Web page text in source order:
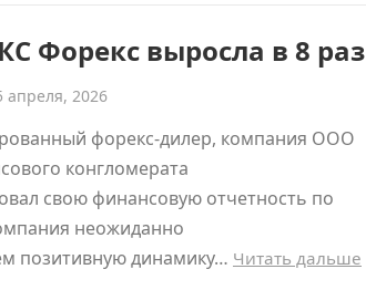
Форекс выросла в 8 раз
апреля, 2026
форекс-дилер, компания ООО
конгломерата
свою финансовую отчетность по
неожиданно
позитивную динамику… Читать дальше